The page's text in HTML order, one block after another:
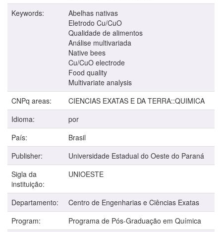
Keywords:
Abelhas nativas
Eletrodo Cu/CuO
Qualidade de alimentos
Análise multivariada
Native bees
Cu/CuO electrode
Food quality
Multivariate analysis
CNPq areas:
CIENCIAS EXATAS E DA TERRA::QUIMICA
Idioma:
por
País:
Brasil
Publisher:
Universidade Estadual do Oeste do Paraná
Sigla da
instituição:
UNIOESTE
Departamento:
Centro de Engenharias e Ciências Exatas
Program:
Programa de Pós-Graduação em Química